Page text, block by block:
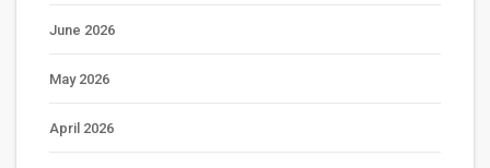
June 2026
May 2026
April 2026